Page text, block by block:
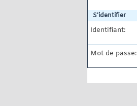
S'identifier
Identifiant:
Mot de passe: